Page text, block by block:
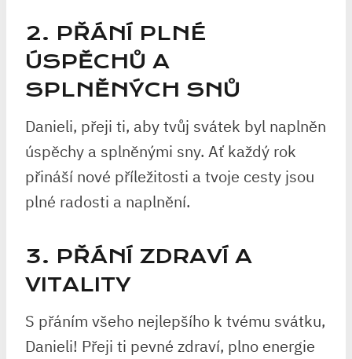
2. PŘÁNÍ PLNÉ
ÚSPĚCHŮ A
SPLNĚNÝCH SNŮ
Danieli, přeji ti, aby tvůj svátek byl naplněn
úspěchy a splněnými sny. Ať každý rok
přináší nové příležitosti a tvoje cesty jsou
plné radosti a naplnění.
3. PŘÁNÍ ZDRAVÍ A
VITALITY
S přáním všeho nejlepšího k tvému svátku,
Danieli! Přeji ti pevné zdraví, plno energie